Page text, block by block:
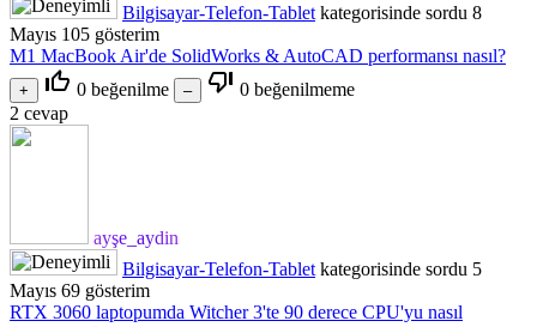
Bilgisayar-Telefon-Tablet kategorisinde sordu 8
Mayıs 105 gösterim
M1 MacBook Air'de SolidWorks & AutoCAD performansı nasıl?
thumb_up_off_alt 0 beğenilme thumb_down_off_alt 0 beğenilmeme
2 cevap
ayşe_aydin
Bilgisayar-Telefon-Tablet kategorisinde sordu 5
Mayıs 69 gösterim
RTX 3060 laptopumda Witcher 3'te 90 derece CPU'yu nasıl